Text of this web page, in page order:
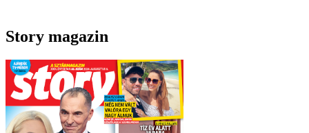
Story magazin